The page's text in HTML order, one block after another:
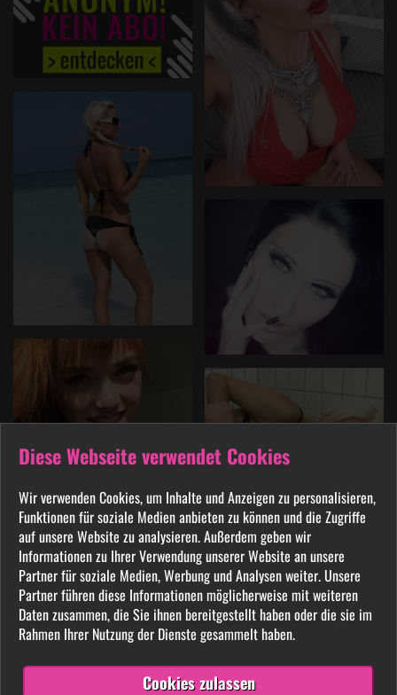
Diese Webseite verwendet Cookies
Wir verwenden Cookies, um Inhalte und Anzeigen zu personalisieren,
Funktionen für soziale Medien anbieten zu können und die Zugriffe
auf unsere Website zu analysieren. Außerdem geben wir
Informationen zu Ihrer Verwendung unserer Website an unsere
Partner für soziale Medien, Werbung und Analysen weiter. Unsere
Partner führen diese Informationen möglicherweise mit weiteren
Daten zusammen, die Sie ihnen bereitgestellt haben oder die sie im
Rahmen Ihrer Nutzung der Dienste gesammelt haben.
Cookies zulassen